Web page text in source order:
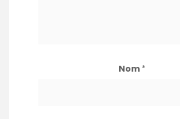
Nom *